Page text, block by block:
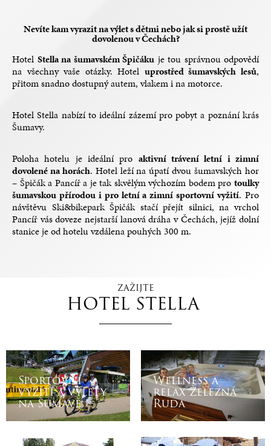
Nevíte kam vyrazit na výlet s dětmi nebo jak si prostě užít
dovolenou v Čechách?
Hotel Stella na šumavském Špičáku je tou správnou odpovědí
na všechny vaše otázky. Hotel uprostřed šumavských lesů,
přitom snadno dostupný autem, vlakem i na motorce.
Hotel Stella nabízí to ideální zázemí pro pobyt a poznání krás
Šumavy.
Poloha hotelu je ideální pro aktivní trávení letní i zimní
dovolené na horách. Hotel leží na úpatí dvou šumavských hor
– Špičák a Pancíř a je tak skvělým výchozím bodem pro toulky
šumavskou přírodou i pro letní a zimní sportovní vyžití. Pro
návštěvu Ski&bikepark Špičák stačí přejít silnici, na vrchol
Pancíř vás doveze nejstarší lanová dráha v Čechách, jejíž dolní
stanice je od hotelu vzdálena pouhých 300 m.
ZAŽIJTE
HOTEL STELLA
Sportovní
vyžití a výlety
na Šumavě
Wellness a
relax Železná
Ruda